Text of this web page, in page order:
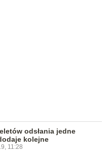
odsłania jedne
kolejne
11:28